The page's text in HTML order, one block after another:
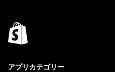
アプリカテゴリー